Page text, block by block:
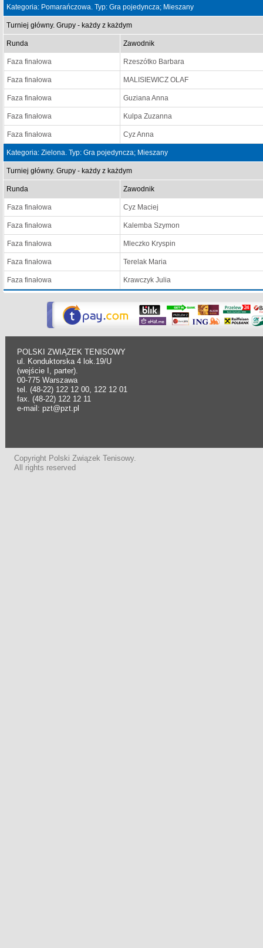
Kategoria: Pomarańczowa. Typ: Gra pojedyncza; Mieszany
Turniej główny. Grupy - każdy z każdym
Runda Zawodnik
Faza finałowa Rzeszótko Barbara
Faza finałowa MALISIEWICZ OLAF
Faza finałowa Guziana Anna
Faza finałowa Kulpa Zuzanna
Faza finałowa Cyz Anna
Kategoria: Zielona. Typ: Gra pojedyncza; Mieszany
Turniej główny. Grupy - każdy z każdym
Runda Zawodnik
Faza finałowa Cyz Maciej
Faza finałowa Kalemba Szymon
Faza finałowa Mleczko Kryspin
Faza finałowa Terelak Maria
Faza finałowa Krawczyk Julia
POLSKI ZWIĄZEK TENISOWY
ul. Konduktorska 4 lok.19/U
(wejście I, parter).
00-775 Warszawa
tel. (48-22) 122 12 00, 122 12 01
fax. (48-22) 122 12 11
e-mail: pzt@pzt.pl
Copyright Polski Związek Tenisowy.
All rights reserved